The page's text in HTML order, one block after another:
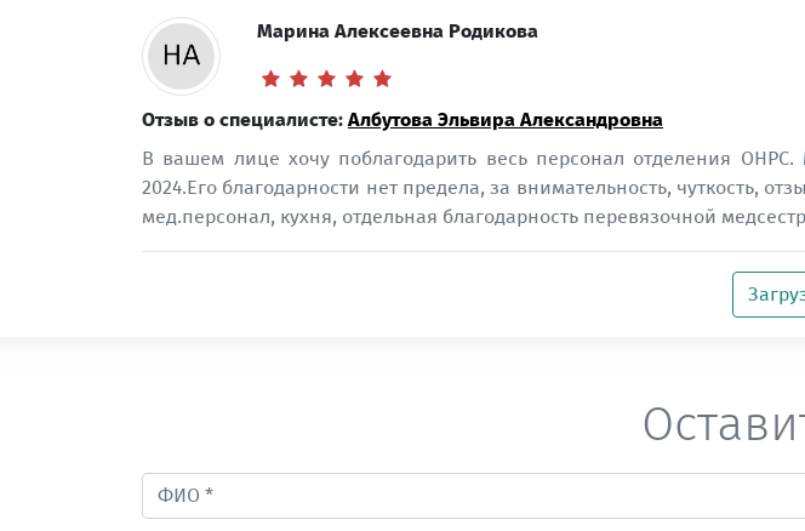
Марина Алексеевна Родикова
Отзыв о специалисте: Албутова Эльвира Александровна
В вашем лице хочу поблагодарить весь персонал отделения
2024.Его благодарности нет предела, за внимательность, чуткость,
мед.персонал, кухня, отдельная благодарность перевязочной